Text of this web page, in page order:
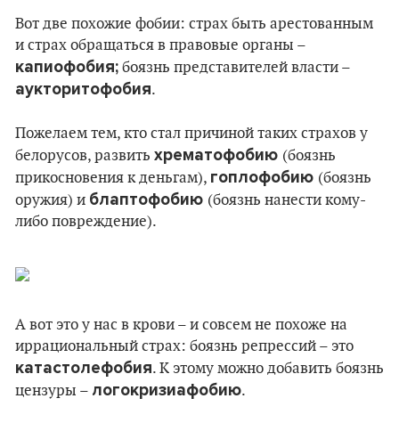
Вот две похожие фобии: страх быть арестованным
и страх обращаться в правовые органы –
капиофобия; боязнь представителей власти –
аукторитофобия.
Пожелаем тем, кто стал причиной таких страхов у
белорусов, развить хрематофобию (боязнь
прикосновения к деньгам), гоплофобию (боязнь
оружия) и блаптофобию (боязнь нанести кому-
либо повреждение).
А вот это у нас в крови – и совсем не похоже на
иррациональный страх: боязнь репрессий – это
катастолефобия. К этому можно добавить боязнь
цензуры – логокризиафобию.